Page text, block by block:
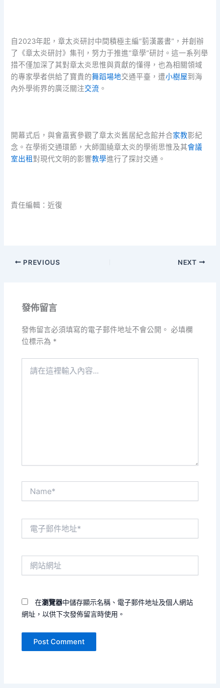
自2023年起，章太炎研討中間積極主編“菿漢叢書”，并創辦
了《章太炎研討》集刊，努力于推進“章學”研討。這一系列舉
措不僅加深了其對章太炎思惟與貢獻的懂得，也為相關領域
的專家學者供給了寶貴的舞蹈場地交通平臺，遭小樹屋到海
內外學術界的廣泛關注交流 。
開幕式后，與會嘉賓參觀了章太炎舊居紀念館并合家教影紀
念。在學術交通環節，大師圍繞章太炎的學術思惟及其會議
室出租對現代文明的影響教學進行了探討交通。
責任編輯：近復
PREVIOUS NEXT
發佈留言
發佈留言必須填寫的電子郵件地址不會公開。 必填欄
位標示為 *
在瀏覽器中儲存顯示名稱、電子郵件地址及個人網站
網址，以供下次發佈留言時使用。